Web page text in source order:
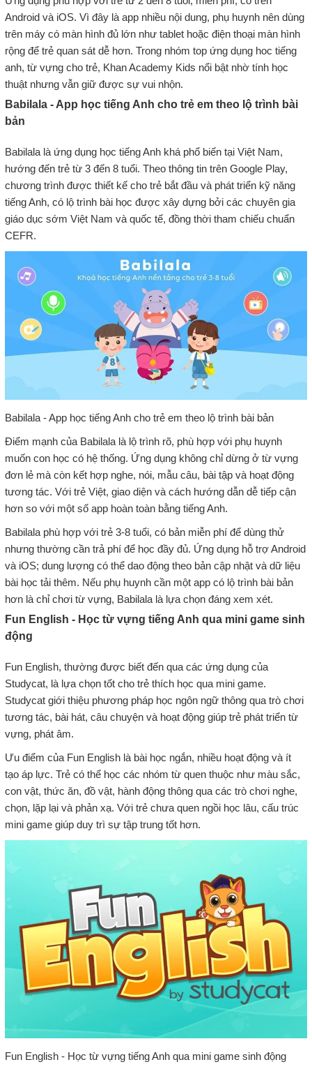
Android và iOS. Vì đây là app nhiều nội dung, phụ huynh nên dùng
trên máy có màn hình đủ lớn như tablet hoặc điện thoại màn hình
rộng để trẻ quan sát dễ hơn. Trong nhóm top ứng dụng hoc tiếng
anh, từ vựng cho trẻ, Khan Academy Kids nổi bật nhờ tính học
thuật nhưng vẫn giữ được sự vui nhộn.
Babilala - App học tiếng Anh cho trẻ em theo lộ trình bài
bản
Babilala là ứng dụng học tiếng Anh khá phổ biến tại Việt Nam,
hướng đến trẻ từ 3 đến 8 tuổi. Theo thông tin trên Google Play,
chương trình được thiết kế cho trẻ bắt đầu và phát triển kỹ năng
tiếng Anh, có lộ trình bài học được xây dựng bởi các chuyên gia
giáo dục sớm Việt Nam và quốc tế, đồng thời tham chiếu chuẩn
CEFR.
Babilala - App học tiếng Anh cho trẻ em theo lộ trình bài bản
Điểm mạnh của Babilala là lộ trình rõ, phù hợp với phụ huynh
muốn con học có hệ thống. Ứng dụng không chỉ dừng ở từ vựng
đơn lẻ mà còn kết hợp nghe, nói, mẫu câu, bài tập và hoạt động
tương tác. Với trẻ Việt, giao diện và cách hướng dẫn dễ tiếp cận
hơn so với một số app hoàn toàn bằng tiếng Anh.
Babilala phù hợp với trẻ 3-8 tuổi, có bản miễn phí để dùng thử
nhưng thường cần trả phí để học đầy đủ. Ứng dụng hỗ trợ Android
và iOS; dung lượng có thể dao động theo bản cập nhật và dữ liệu
bài học tải thêm. Nếu phụ huynh cần một app có lộ trình bài bản
hơn là chỉ chơi từ vựng, Babilala là lựa chọn đáng xem xét.
Fun English - Học từ vựng tiếng Anh qua mini game sinh
động
Fun English, thường được biết đến qua các ứng dụng của
Studycat, là lựa chọn tốt cho trẻ thích học qua mini game.
Studycat giới thiệu phương pháp học ngôn ngữ thông qua trò chơi
tương tác, bài hát, câu chuyện và hoạt động giúp trẻ phát triển từ
vựng, phát âm.
Ưu điểm của Fun English là bài học ngắn, nhiều hoạt động và ít
tạo áp lực. Trẻ có thể học các nhóm từ quen thuộc như màu sắc,
con vật, thức ăn, đồ vật, hành động thông qua các trò chơi nghe,
chọn, lặp lại và phản xạ. Với trẻ chưa quen ngồi học lâu, cấu trúc
mini game giúp duy trì sự tập trung tốt hơn.
Fun English - Học từ vựng tiếng Anh qua mini game sinh động